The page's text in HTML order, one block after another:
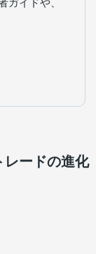
ガイドや、
レードの進化